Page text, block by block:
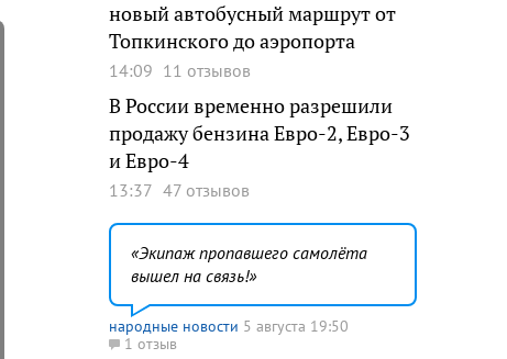
новый автобусный маршрут от
Топкинского до аэропорта
14:09 11 отзывов
В России временно разрешили
продажу бензина Евро-2, Евро-3
и Евро-4
13:37 47 отзывов
Экипаж пропавшего самолёта
вышел на связь!
народные новости 5 августа 19:50
1 отзыв